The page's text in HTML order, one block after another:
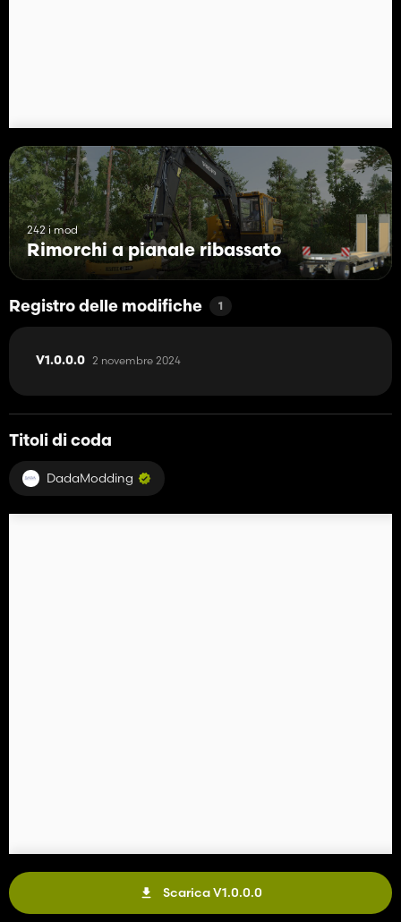
242 i mod
Rimorchi a pianale ribassato
Registro delle modifiche 1
V1.0.0.0 2 novembre 2024
Titoli di coda
DadaModding
Scarica V1.0.0.0